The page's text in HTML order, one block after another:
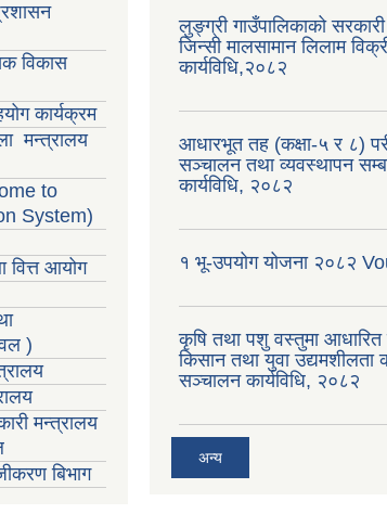
विकास
कार्यक्रम
मन्त्रालय
to
System)
वित्त आयोग
)
मन्त्रालय
बिभाग
लुङ्ग्री गाउँपालिकाको सरकारी
जिन्सी मालसामान लिलाम
कार्यविधि,२०८२
आधारभूत तह (कक्षा-५ र ८)
सञ्चालन तथा व्यवस्थापन
कार्यविधि, २०८२
१ भू-उपयोग योजना २०८२
कृषि तथा पशु वस्तुमा आधारित
किसान तथा युवा उद्यमशीलता
सञ्चालन कार्यविधि, २०८२
अन्य